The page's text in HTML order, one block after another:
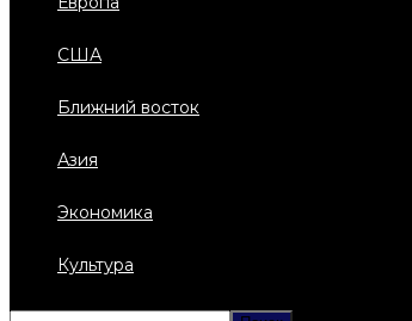
США
Ближний восток
Азия
Экономика
Культура